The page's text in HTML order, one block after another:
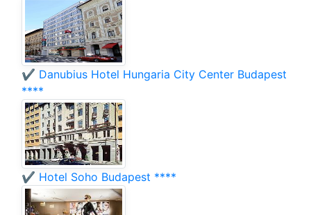
✔️ Danubius Hotel Hungaria City Center Budapest
****
✔️ Hotel Soho Budapest ****